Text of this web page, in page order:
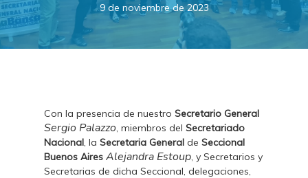
9 de noviembre de 2023
Con la presencia de nuestroSecretario General
Sergio Palazzo, miembros delSecretariado
Nacional, laSecretaria General deSeccional
Buenos Aires Alejandra Estoup, y Secretarios y
Secretarias de dicha Seccional, delegaciones,